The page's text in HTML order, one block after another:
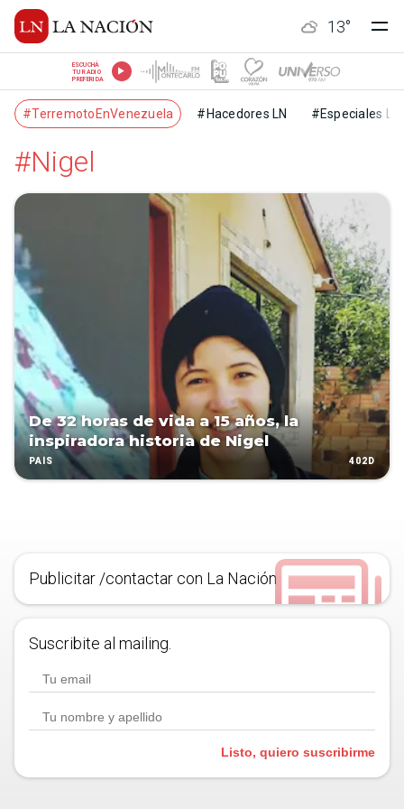
13°
ESCUCHÁ
TU RADIO
PREFERIDA
#TerremotoEnVenezuela #Hacedores LN #Especiales LN
#Nigel
De 32 horas de vida a 15 años, la
inspiradora historia de Nigel
PAÍS 402D
Publicitar /contactar con La Nación
Suscribite al mailing.
Listo, quiero suscribirme